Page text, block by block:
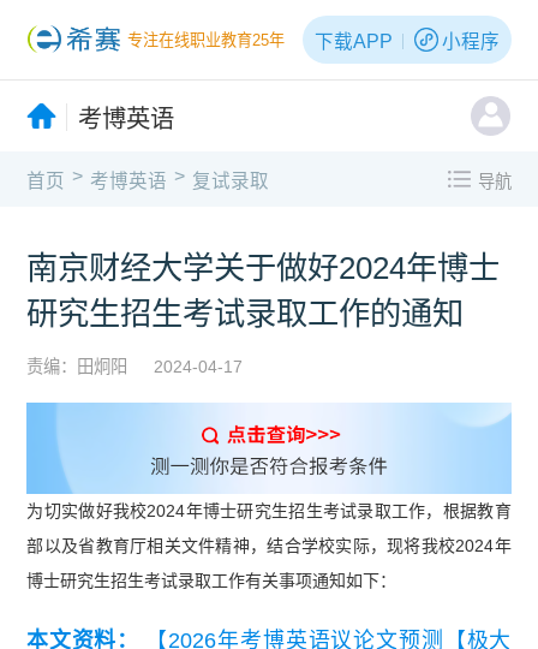
专注在线职业教育25年 下载APP 小程序
考博英语
首页 > 考博英语 > 复试录取 导航
南京财经大学关于做好2024年博士
研究生招生考试录取工作的通知
责编：田炯阳 2024-04-17
为切实做好我校2024年博士研究生招生考试录取工作，根据教育
部以及省教育厅相关文件精神，结合学校实际，现将我校2024年
博士研究生招生考试录取工作有关事项通知如下：
本文资料：
【2026年考博英语议论文预测【极大